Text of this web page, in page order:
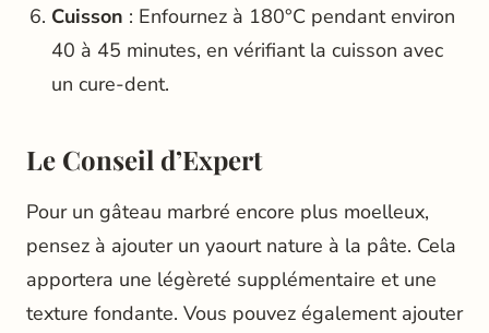
Cuisson : Enfournez à 180°C pendant environ
40 à 45 minutes, en vérifiant la cuisson avec
un cure-dent.
Le Conseil d’Expert
Pour un gâteau marbré encore plus moelleux,
pensez à ajouter un yaourt nature à la pâte. Cela
apportera une légèreté supplémentaire et une
texture fondante. Vous pouvez également ajouter